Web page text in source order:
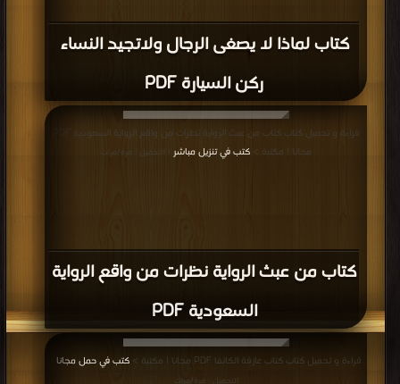
كتاب لماذا لا يصغى الرجال ولاتجيد النساء
ركن السيارة PDF
كتاب من عبث الرواية نظرات من واقع الرواية
السعودية PDF
مجانا | مكتبة >كتب في تنزيل مباشر | التحميل : مرة/مرات
قراءة و تحميل كتاب كتاب عازفة الكانفا PDF مجانا | مكتبة > كتب في حمل مجانا